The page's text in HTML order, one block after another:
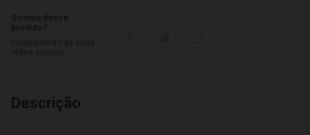
Descrição